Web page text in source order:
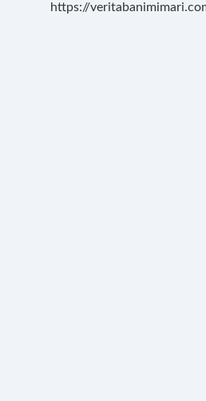
https://